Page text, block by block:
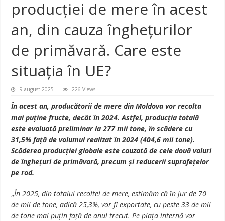
producției de mere în acest
an, din cauza înghețurilor
de primăvară. Care este
situația în UE?
9 august 2025 226 Views
În acest an, producătorii de mere din Moldova vor recolta
mai puține fructe, decât în 2024. Astfel, producția totală
este evaluată preliminar la 277 mii tone, în scădere cu
31,5% față de volumul realizat în 2024 (404,6 mii tone).
Scăderea producției globale este cauzată de cele două valuri
de înghețuri de primăvară, precum și reducerii suprafețelor
pe rod.
„În 2025, din totalul recoltei de mere, estimăm că în jur de 70
de mii de tone, adică 25,3%, vor fi exportate, cu peste 33 de mii
de tone mai puțin față de anul trecut. Pe piața internă vor